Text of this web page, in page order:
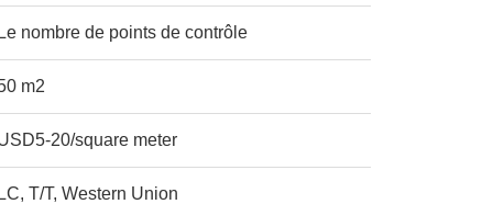
nombre de points de contrôle
m2
20/square meter
T/T, Western Union